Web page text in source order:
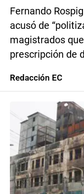
Fernando
acusó de
magistrados
prescripción de
Redacción EC